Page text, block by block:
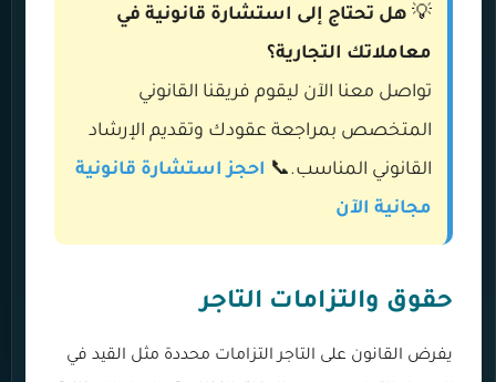
💡 هل تحتاج إلى استشارة قانونية في
معاملاتك التجارية؟
تواصل معنا الآن ليقوم فريقنا القانوني
المتخصص بمراجعة عقودك وتقديم الإرشاد
القانوني المناسب.📞 احجز استشارة قانونية
مجانية الآن
حقوق والتزامات التاجر
يفرض القانون على التاجر التزامات محددة مثل القيد في